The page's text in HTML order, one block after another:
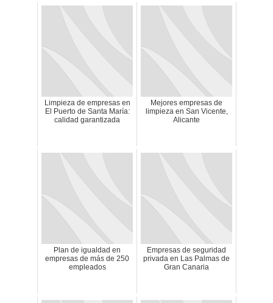
Limpieza de empresas en
El Puerto de Santa María:
calidad garantizada
Mejores empresas de
limpieza en San Vicente,
Alicante
Plan de igualdad en
empresas de más de 250
empleados
Empresas de seguridad
privada en Las Palmas de
Gran Canaria